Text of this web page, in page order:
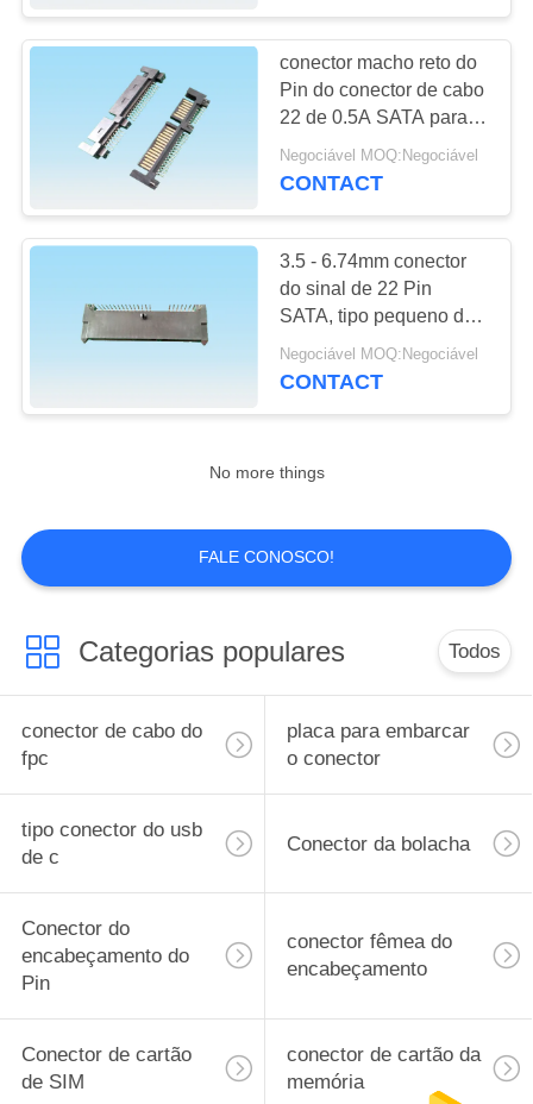
Conector de cartão
de SIM
13
conector de cartão
da memória
9
conector de cabo do
hdmi
FFC Cabo Flat
conector macho reto do
Pin do conector de cabo
22 de 0.5A SATA para o
disco rígido HDD
Negociável MOQ:Negociável
CONTACT
3.5 - 6.74mm conector
do sinal de 22 Pin
SATA, tipo pequeno de
SMT do conector de
SATA
Negociável MOQ:Negociável
CONTACT
No more things
FALE CONOSCO!
Categorias populares Todos
conector de cabo do
fpc
placa para embarcar
o conector
tipo conector do usb
de c
Conector da bolacha
Conector do
encabeçamento do
Pin
conector fêmea do
encabeçamento
Conector de cartão
de SIM
conector de cartão da
memória